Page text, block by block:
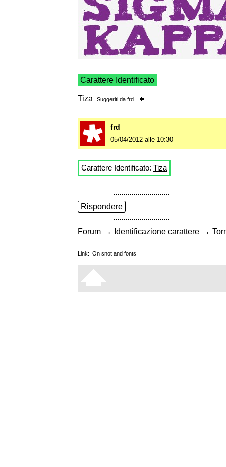
Carattere Identificato
Tiza Suggeriti da frd
frd
05/04/2012 alle 10:30
Carattere Identificato: Tiza
Rispondere
Forum → Identificazione carattere →
Link: On snot and fonts